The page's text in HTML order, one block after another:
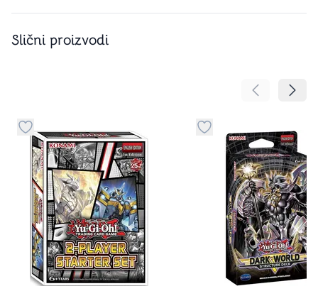
Slični proizvodi
Pomeranje
Dugme za dodavanje stvari u kategoriju omiljeno
Dugme za dodavanje